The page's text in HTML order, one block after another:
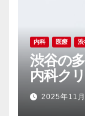
内科 医療 渋
渋谷の
内科ク
2025年11